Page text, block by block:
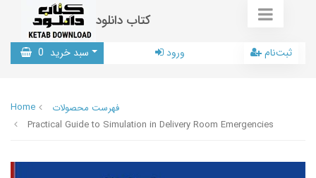
کتاب دانلود
سبد خرید 0 ورود ثبت‌نام
Home
فهرست محصولات
Practical Guide to Simulation in Delivery Room Emergencies